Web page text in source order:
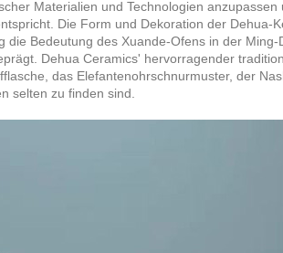
Materialien und Technologien anzupassen
Die Form und Dekoration der Dehua-
Bedeutung des Xuande-Ofens in der Ming-
Dehua Ceramics' hervorragender
das Elefantenohrschnurmuster, der
selten zu finden sind.